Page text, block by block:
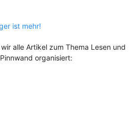
ist mehr!
alle Artikel zum Thema Lesen und
organisiert: